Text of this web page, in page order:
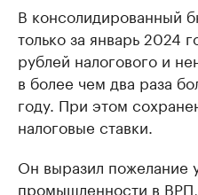
В консолидированный
только за январь 2024
рублей налогового и
в более чем два раза
году. При этом
налоговые ставки.
Он выразил пожелание
промышленности в